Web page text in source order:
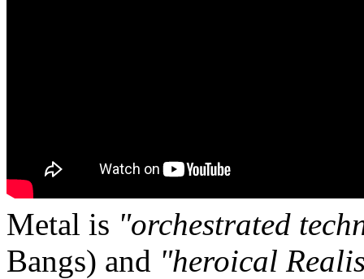
Metal is "orchestrated
Bangs) and "heroical